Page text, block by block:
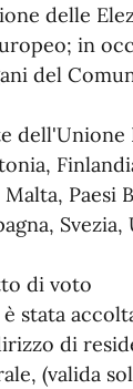
delle
in
del
dell'Unione
Paesi
di voto
stata
di
(valida